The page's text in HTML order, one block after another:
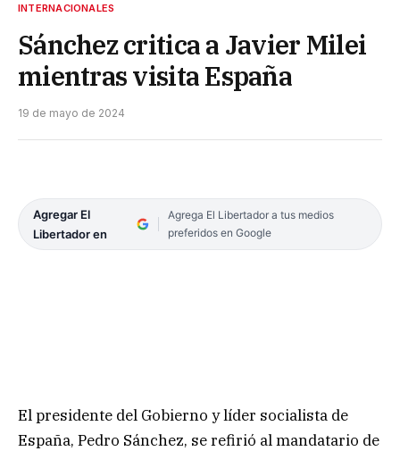
INTERNACIONALES
Sánchez critica a Javier Milei
mientras visita España
19 de mayo de 2024
Agregar El
Libertador en
Agrega El Libertador a tus medios
preferidos en Google
El presidente del Gobierno y líder socialista de
España, Pedro Sánchez, se refirió al mandatario de